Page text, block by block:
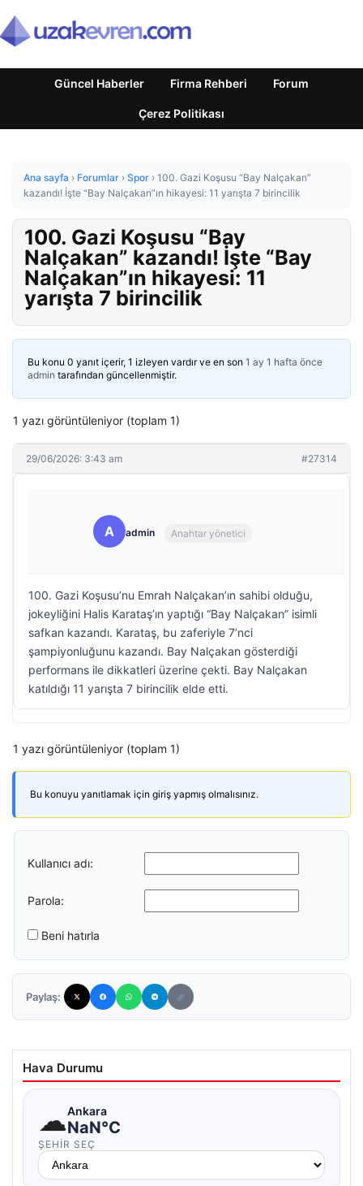
Güncel Haberler Firma Rehberi Forum
Çerez Politikası
Ana sayfa › Forumlar › Spor › 100. Gazi Koşusu “Bay Nalçakan”
kazandı! İşte “Bay Nalçakan”ın hikayesi: 11 yarışta 7 birincilik
100. Gazi Koşusu “Bay
Nalçakan” kazandı! İşte “Bay
Nalçakan”ın hikayesi: 11
yarışta 7 birincilik
Bu konu 0 yanıt içerir, 1 izleyen vardır ve en son 1 ay 1 hafta önce
admin tarafından güncellenmiştir.
1 yazı görüntüleniyor (toplam 1)
29/06/2026: 3:43 am #27314
A admin Anahtar yönetici
100. Gazi Koşusu’nu Emrah Nalçakan’ın sahibi olduğu,
jokeyliğini Halis Karataş’ın yaptığı “Bay Nalçakan” isimli
safkan kazandı. Karataş, bu zaferiyle 7’nci
şampiyonluğunu kazandı. Bay Nalçakan gösterdiği
performans ile dikkatleri üzerine çekti. Bay Nalçakan
katıldığı 11 yarışta 7 birincilik elde etti.
1 yazı görüntüleniyor (toplam 1)
Bu konuyu yanıtlamak için giriş yapmış olmalısınız.
Kullanıcı adı:
Parola:
Beni hatırla
Paylaş:
Hava Durumu
☁Ankara
NaN°C
ŞEHIR SEÇ